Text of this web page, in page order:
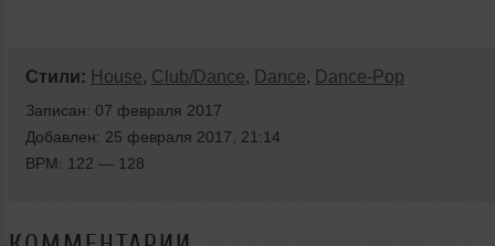
Стили: House, Club/Dance, Dance, Dance-Pop
Записан: 07 февраля 2017
Добавлен: 25 февраля 2017, 21:14
BPM: 122 — 128